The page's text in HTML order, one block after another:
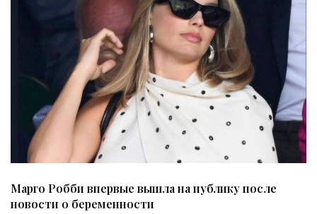
Марго Робби впервые вышла на публику после
новости о беременности